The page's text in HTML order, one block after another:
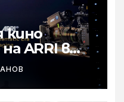
кино
ARRI в
на